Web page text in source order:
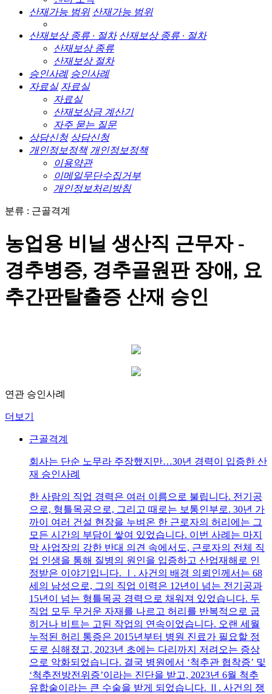
산재가능 범위 산재가능 범위
산재보상 종류 · 절차 산재보상 종류 · 절차
산재보상 종류
산재보상 절차
승인사례 승인사례
자료실 자료실
자료실
산재보상금 계산기
자주 묻는 질문
상담신청 상담신청
개인정보정책 개인정보정책
이용약관
이메일무단수집거부
개인정보처리방침
분류 : 근골격계
농업용 비닐 생산직 근무자 -
경추병증, 경추골원판 장애, 요
추간판탈출증 산재 승인
연관 승인사례
더보기
근골격계
회사는 단순 노무라 주장했지만…30년 경력이 입증한 산
재 승인사례
한 사람의 직업 경력은 여러 이름으로 불립니다. 전기공
으로, 형틀목공으로, 그리고 때로는 보통인부로. 30년 가
까이 여러 건설 현장을 누벼온 한 근로자의 허리에는 그
모든 시간의 부담이 쌓여 있었습니다. 이번 사례는 마지
막 사업장의 강한 반대 의견 속에서도, 근로자의 전체 직
업 인생을 통해 질병의 원인을 입증하고 산업재해로 인
정받은 이야기입니다. Ⅰ. 사건의 배경 의뢰인께서는 68
세의 남성으로, 그의 직업 이력은 12년이 넘는 전기공과
15년이 넘는 형틀목공 경력으로 채워져 있었습니다. 두
직업 모두 무거운 자재를 나르고 허리를 반복적으로 굽
히거나 비트는 고된 작업의 연속이었습니다. 오랜 세월
누적된 허리 통증은 2015년부터 병원 진료가 필요할 정
도로 심해졌고, 2023년 초에는 다리까지 저려오는 증상
으로 악화되었습니다. 결국 병원에서 ‘척추관 협착증’ 및
‘척추전방전위증’이라는 진단을 받고, 2023년 6월 척추
유합술이라는 큰 수술을 받게 되었습니다. Ⅱ. 사건의 쟁